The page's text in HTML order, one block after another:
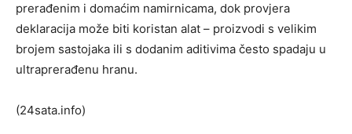
prerađenim i domaćim namirnicama, dok provjera
deklaracija može biti koristan alat – proizvodi s velikim
brojem sastojaka ili s dodanim aditivima često spadaju u
ultraprerađenu hranu.
(24sata.info)